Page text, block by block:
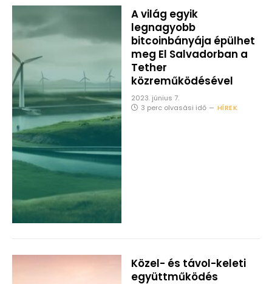
A világ egyik
legnagyobb
bitcoinbányája épülhet
meg El Salvadorban a
Tether
közreműködésével
2023. június 7.
3 perc olvasási idő
HÍREK
Közel- és távol-keleti
együttműködés